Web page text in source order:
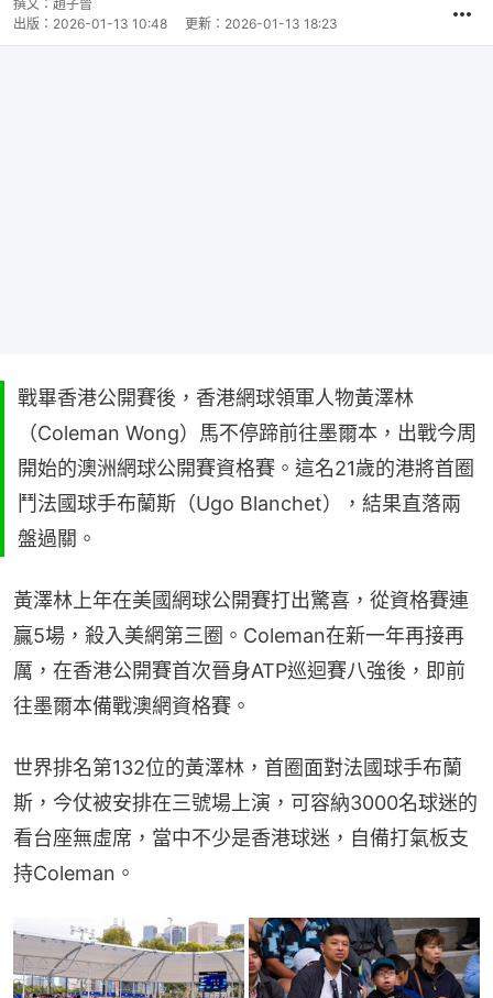
撰文： 趙子晉
出版： 2026-01-13 10:48 更新： 2026-01-13 18:23
戰畢香港公開賽後，香港網球領軍人物黃澤林
（Coleman Wong）馬不停蹄前往墨爾本，出戰今周
開始的澳洲網球公開賽資格賽。這名21歲的港將首圈
鬥法國球手布蘭斯（Ugo Blanchet），結果直落兩
盤過關。
黃澤林上年在美國網球公開賽打出驚喜，從資格賽連
贏5場，殺入美網第三圈。Coleman在新一年再接再
厲，在香港公開賽首次晉身ATP巡迴賽八強後，即前
往墨爾本備戰澳網資格賽。
世界排名第132位的黃澤林，首圈面對法國球手布蘭
斯，今仗被安排在三號場上演，可容納3000名球迷的
看台座無虛席，當中不少是香港球迷，自備打氣板支
持Coleman。